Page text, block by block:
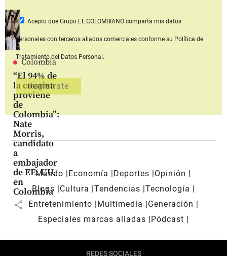
Colombia
“El 94% de
la cocaína
proviene
de
Colombia”:
Nate
Morris,
candidato
a
embajador
de EE. UU.
en
Colombia
share
Acepto que Grupo EL COLOMBIANOcomparta mis datos
personales con terceros aliados comerciales conforme su Política de
Tratamiento del Datos Personal.
Mundo Economía Deportes
Opinión
Blogs
Cultura Tendencias Tecnología
Entretenimiento
Multimedia
Generación
Especiales marcas aliadas
Pódcast
REDES SOCIALES